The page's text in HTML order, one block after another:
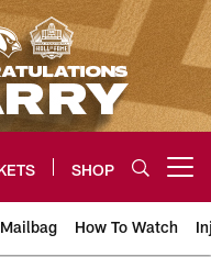
SHOP
Mailbag How To Watch